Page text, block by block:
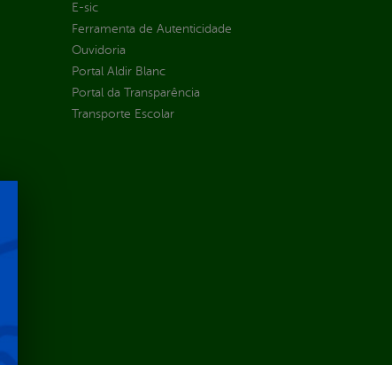
E-sic
Ferramenta de Autenticidade
Ouvidoria
Portal Aldir Blanc
Portal da Transparência
Transporte Escolar